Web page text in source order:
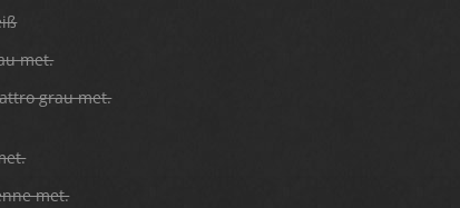
met.
grau met.
met.